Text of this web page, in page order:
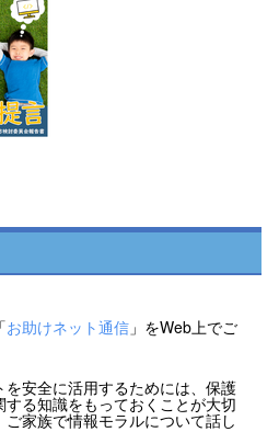
お助けネット通信 」をWeb上でご
安全に活用するためには、保護
る知識をもっておくことが大切
家族で情報モラルについて話し